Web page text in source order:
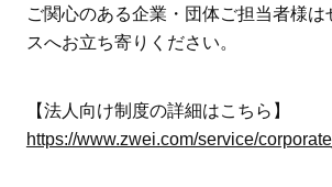
ご関心のある企業・団体ご担当者様は
スへお立ち寄りください。
【法人向け制度の詳細はこちら】
https://www.zwei.com/service/